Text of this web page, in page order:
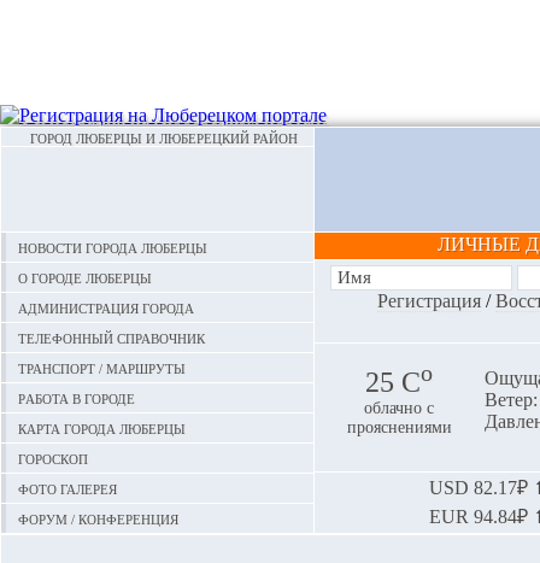
ГОРОД ЛЮБЕРЦЫ И ЛЮБЕРЕЦКИЙ РАЙОН
Новости города Люберцы
О городе Люберцы
Администрация города
Телефонный справочник
Транспорт / маршруты
Работа в городе
Карта города Люберцы
Гороскоп
Фото галерея
Форум / конференция
ЛИЧНЫЕ
Регистрация/
25 Сo
облачно с
прояснениями
USD 82.17₽
EUR 94.84₽